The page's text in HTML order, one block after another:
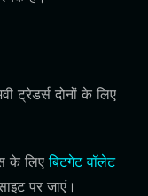
ट्रेडर्स दोनों के लिए
के लिएबिटगेट वॉलेट
पर जाएं।